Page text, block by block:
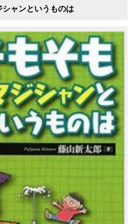
シャンというものは